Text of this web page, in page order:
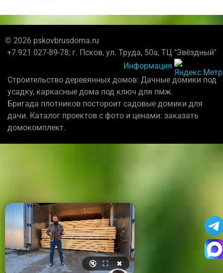
© 2026 pskovbrusdoma.ru
+7 921 027-89-78; г. Псков, ул. Труда, 50а, ТЦ "Звёздный"
Информация
Строительство деревянных домов: Дачные домики под
усадку, каркасные дома под ключ для пмж.
Бригада плотников постороит садовые домики для
дачи. Каталог проектов с фото и ценами: заказать
домокомплект.
🔇 ⛶ ✖